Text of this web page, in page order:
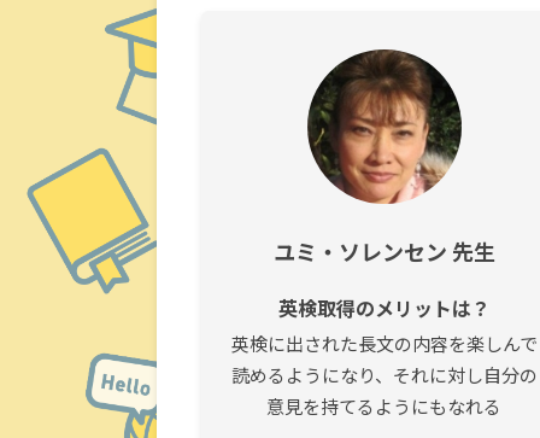
ユミ・ソレンセン 先生
英検取得のメリットは？
英検に出された長文の内容を楽しんで
読めるようになり、それに対し自分の
意見を持てるようにもなれる